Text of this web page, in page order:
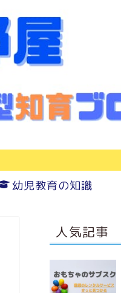
幼児教育の知識
人気記事